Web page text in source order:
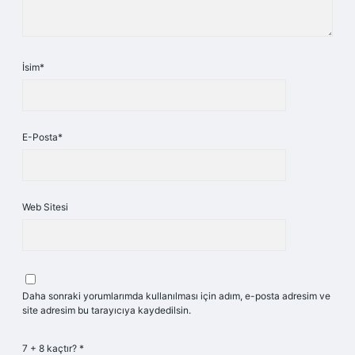
İsim*
E-Posta*
Web Sitesi
Daha sonraki yorumlarımda kullanılması için adım, e-posta adresim ve
site adresim bu tarayıcıya kaydedilsin.
7 + 8 kaçtır? *